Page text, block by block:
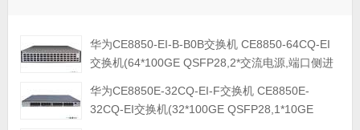
华为CE8850-EI-B-B0B交换机 CE8850-64CQ-EI
交换机(64*100GE QSFP28,2*交流电源,端口侧进
华为CE8850E-32CQ-EI-F交换机 CE8850E-
32CQ-EI交换机(32*100GE QSFP28,1*10GE